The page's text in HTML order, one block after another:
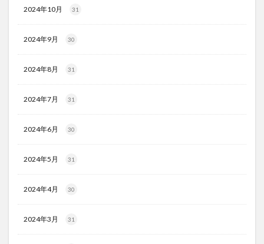
2024年10月 31
2024年9月 30
2024年8月 31
2024年7月 31
2024年6月 30
2024年5月 31
2024年4月 30
2024年3月 31